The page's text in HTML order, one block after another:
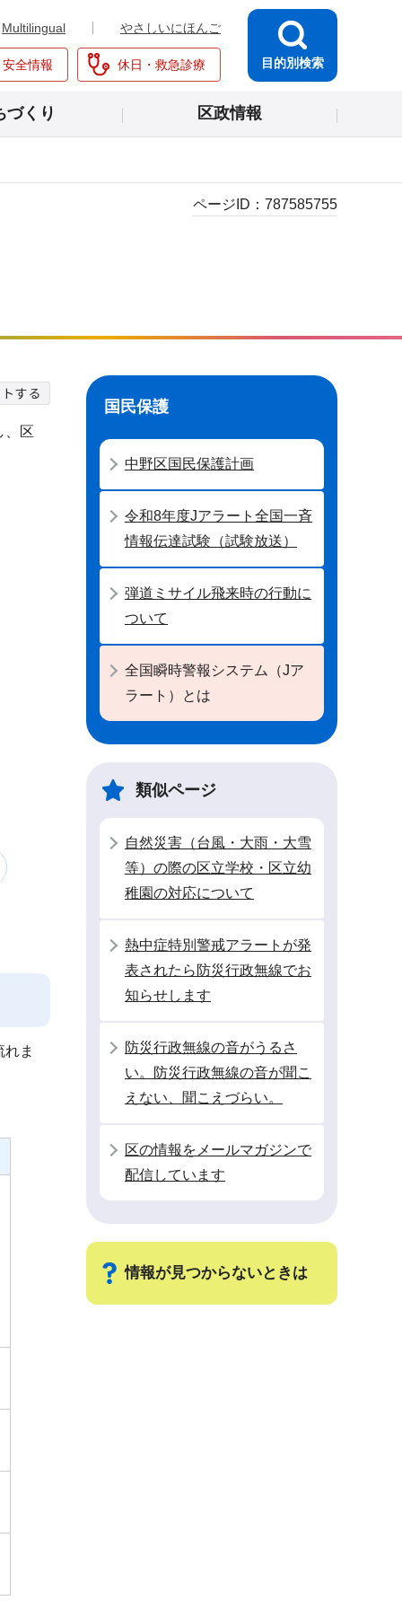
Multilingual やさしいにほんご
全情報 休日・救急診療 目的別検索
づくり 区政情報
ページID： 787585755
、区
ま
国民保護
中野区国民保護計画
令和8年度Jアラート全国一斉
情報伝達試験（試験放送）
弾道ミサイル飛来時の行動に
ついて
全国瞬時警報システム（Jア
ラート）とは
類似ページ
自然災害（台風・大雨・大雪
等）の際の区立学校・区立幼
稚園の対応について
熱中症特別警戒アラートが発
表されたら防災行政無線でお
知らせします
防災行政無線の音がうるさ
い。防災行政無線の音が聞こ
えない、聞こえづらい。
区の情報をメールマガジンで
配信しています
情報が見つからないときは